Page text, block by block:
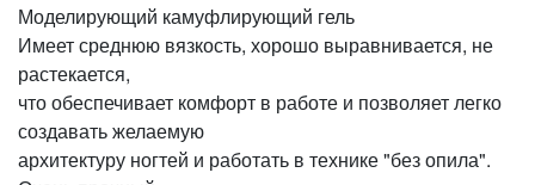
Моделирующий камуфлирующий гель
Имеет среднюю вязкость, хорошо выравнивается, не
растекается,
что обеспечивает комфорт в работе и позволяет легко
создавать желаемую
архитектуру ногтей и работать в технике "без опила".